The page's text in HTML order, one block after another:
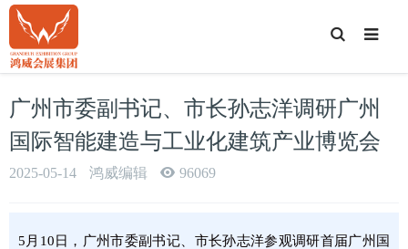
T
o
g
e
S
e
a
r
广州市委副书记、市长孙志洋调研广州
国际智能建造与工业化建筑产业博览会
2025-05-14 鸿威编辑 96069
5月10日，广州市委副书记、市长孙志洋参观调研首届广州国